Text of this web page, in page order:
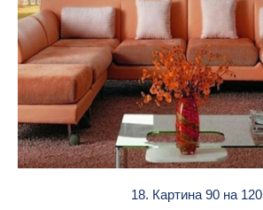
18. Картина 90 на 120